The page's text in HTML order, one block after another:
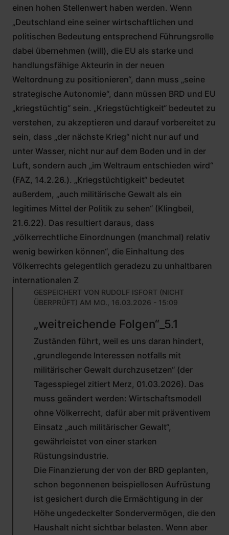
einen hohen Stellenwert haben werden. Wenn
„Deutschland eine seiner wirtschaftlichen und
politischen Bedeutung entsprechend Führungsrolle
dabei übernehmen (will), die EU als starke und
handlungsfähige Akteurin in der neuen
Weltordnung zu positionieren“, dann muss „seine
strategische Autonomie“, dann müssen BRD und EU
„kriegstüchtig“ sein. „Kriegstüchtigkeit“ bedeutet zu
verstehen, zu akzeptieren und darauf vorbereitet zu
sein, dass „der nächste Krieg“ nicht nur auf und
unter Wasser, nicht nur auf dem Boden und in der
Luft, sondern auch „im Weltraum entschieden wird“
(FAZ, 14.2.26.). „Kriegstüchtigkeit“ bedeutet
außerdem, „auch militärische Gewalt als ein
legitimes Mittel der Politik zu sehen“ (Klingbeil,
21.6.22). Das resultiert daraus, dass
„völkerrechtliche Einordnungen (manchmal) relativ
wenig bewirken können“, die Einhaltung des
Völkerrechts gelegentlich geradezu zu unhaltbaren
internationalen Z
GESPEICHERT VON RUDOLF ISFORT (NICHT
ÜBERPRÜFT) AM MO., 16.03.2026 - 15:09
AUF
RUDOLF
ISFORT
ÜBERPRÜFT)
„weitreichende Folgen“_5.1
Zuständen führt, weil es uns daran hindert,
„grundlegende Interessen notfalls mit
militärischer Gewalt durchzusetzen“ (der
Tagesspiegel zitiert Merz, 01.03.2026). Das
muss geändert werden: Wirtschaftsmodell
ohne Völkerrecht, dafür aber mit präventivem
Einsatz „auch militärischer Gewalt“,
gewährleistet von einer starken
Rüstungsindustrie.
Die Finanzierung der von der BRD geplanten,
schon begonnenen beispiellosen Aufrüstung
ist gesichert durch die Ermächtigung in der
Höhe ungedeckelter Sondervermögen, die den
Haushalt nicht sichtbar belasten. Wenn aber